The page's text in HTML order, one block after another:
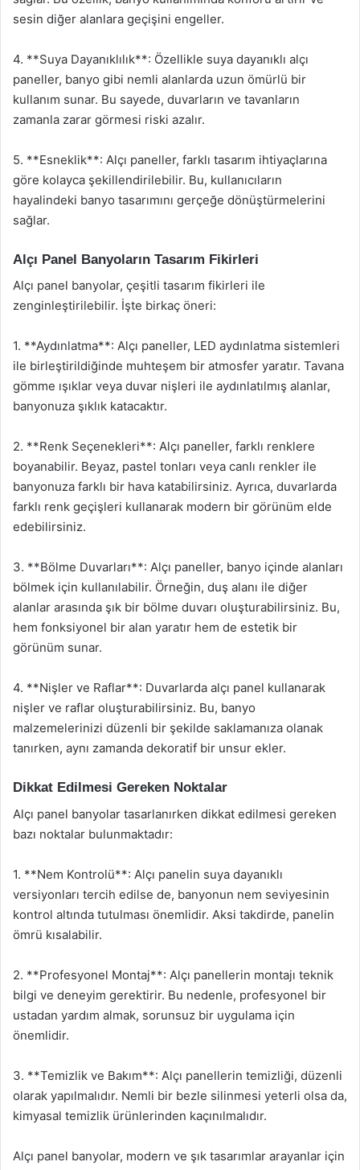
sesin diğer alanlara geçişini engeller.
4. **Suya Dayanıklılık**: Özellikle suya dayanıklı alçı
paneller, banyo gibi nemli alanlarda uzun ömürlü bir
kullanım sunar. Bu sayede, duvarların ve tavanların
zamanla zarar görmesi riski azalır.
5. **Esneklik**: Alçı paneller, farklı tasarım ihtiyaçlarına
göre kolayca şekillendirilebilir. Bu, kullanıcıların
hayalindeki banyo tasarımını gerçeğe dönüştürmelerini
sağlar.
Alçı Panel Banyoların Tasarım Fikirleri
Alçı panel banyolar, çeşitli tasarım fikirleri ile
zenginleştirilebilir. İşte birkaç öneri:
1. **Aydınlatma**: Alçı paneller, LED aydınlatma sistemleri
ile birleştirildiğinde muhteşem bir atmosfer yaratır. Tavana
gömme ışıklar veya duvar nişleri ile aydınlatılmış alanlar,
banyonuza şıklık katacaktır.
2. **Renk Seçenekleri**: Alçı paneller, farklı renklere
boyanabilir. Beyaz, pastel tonları veya canlı renkler ile
banyonuza farklı bir hava katabilirsiniz. Ayrıca, duvarlarda
farklı renk geçişleri kullanarak modern bir görünüm elde
edebilirsiniz.
3. **Bölme Duvarları**: Alçı paneller, banyo içinde alanları
bölmek için kullanılabilir. Örneğin, duş alanı ile diğer
alanlar arasında şık bir bölme duvarı oluşturabilirsiniz. Bu,
hem fonksiyonel bir alan yaratır hem de estetik bir
görünüm sunar.
4. **Nişler ve Raflar**: Duvarlarda alçı panel kullanarak
nişler ve raflar oluşturabilirsiniz. Bu, banyo
malzemelerinizi düzenli bir şekilde saklamanıza olanak
tanırken, aynı zamanda dekoratif bir unsur ekler.
Dikkat Edilmesi Gereken Noktalar
Alçı panel banyolar tasarlanırken dikkat edilmesi gereken
bazı noktalar bulunmaktadır:
1. **Nem Kontrolü**: Alçı panelin suya dayanıklı
versiyonları tercih edilse de, banyonun nem seviyesinin
kontrol altında tutulması önemlidir. Aksi takdirde, panelin
ömrü kısalabilir.
2. **Profesyonel Montaj**: Alçı panellerin montajı teknik
bilgi ve deneyim gerektirir. Bu nedenle, profesyonel bir
ustadan yardım almak, sorunsuz bir uygulama için
önemlidir.
3. **Temizlik ve Bakım**: Alçı panellerin temizliği, düzenli
olarak yapılmalıdır. Nemli bir bezle silinmesi yeterli olsa da,
kimyasal temizlik ürünlerinden kaçınılmalıdır.
Alçı panel banyolar, modern ve şık tasarımlar arayanlar için